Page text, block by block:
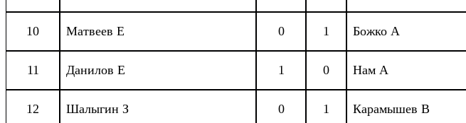
10 Матвеев Е 0 1 Божко А
11 Данилов Е 1 0 Нам А
12 Шалыгин З 0 1 Карамышев В